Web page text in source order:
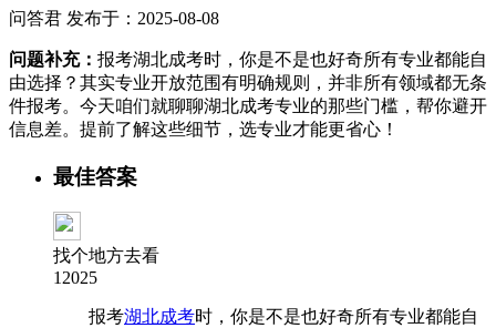
问答君 发布于：2025-08-08
问题补充： 报考湖北成考时，你是不是也好奇所有专业都能自
由选择？其实专业开放范围有明确规则，并非所有领域都无条
件报考。今天咱们就聊聊湖北成考专业的那些门槛，帮你避开
信息差。提前了解这些细节，选专业才能更省心！
最佳答案
找个地方去看
12025
报考湖北成考时，你是不是也好奇所有专业都能自